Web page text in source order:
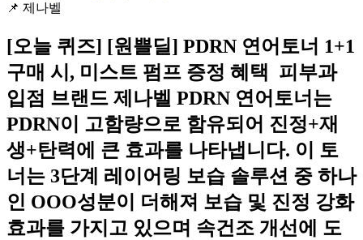
📌 제나벨
[오늘 퀴즈] ️[원쁠딜] PDRN 연어토너 1+1
구매 시, 미스트 펌프 증정 혜택 ️ 피부과
입점 브랜드 제나벨 PDRN 연어토너는
PDRN이 고함량으로 함유되어 진정+재
생+탄력에 큰 효과를 나타냅니다. 이 토
너는 3단계 레이어링 보습 솔루션 중 하나
인 OOO성분이 더해져 보습 및 진정 강화
효과를 가지고 있으며 속건조 개선에 도